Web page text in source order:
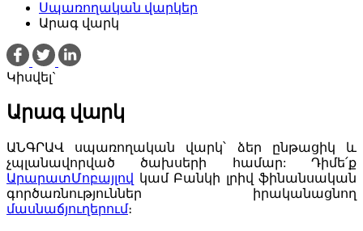
Սպառողական վարկեր
Արագ վարկ
Կիսվել`
Արագ վարկ
ԱՆԳՐԱՎ սպառողական վարկ՝ ձեր ընթացիկ և
չպլանավորված ծախսերի համար: Դիմե՛ք
ԱրարատՄոբայլով կամ Բանկի լրիվ ֆինանսական
գործառնություններ իրականացնող
մասնաճյուղերում։